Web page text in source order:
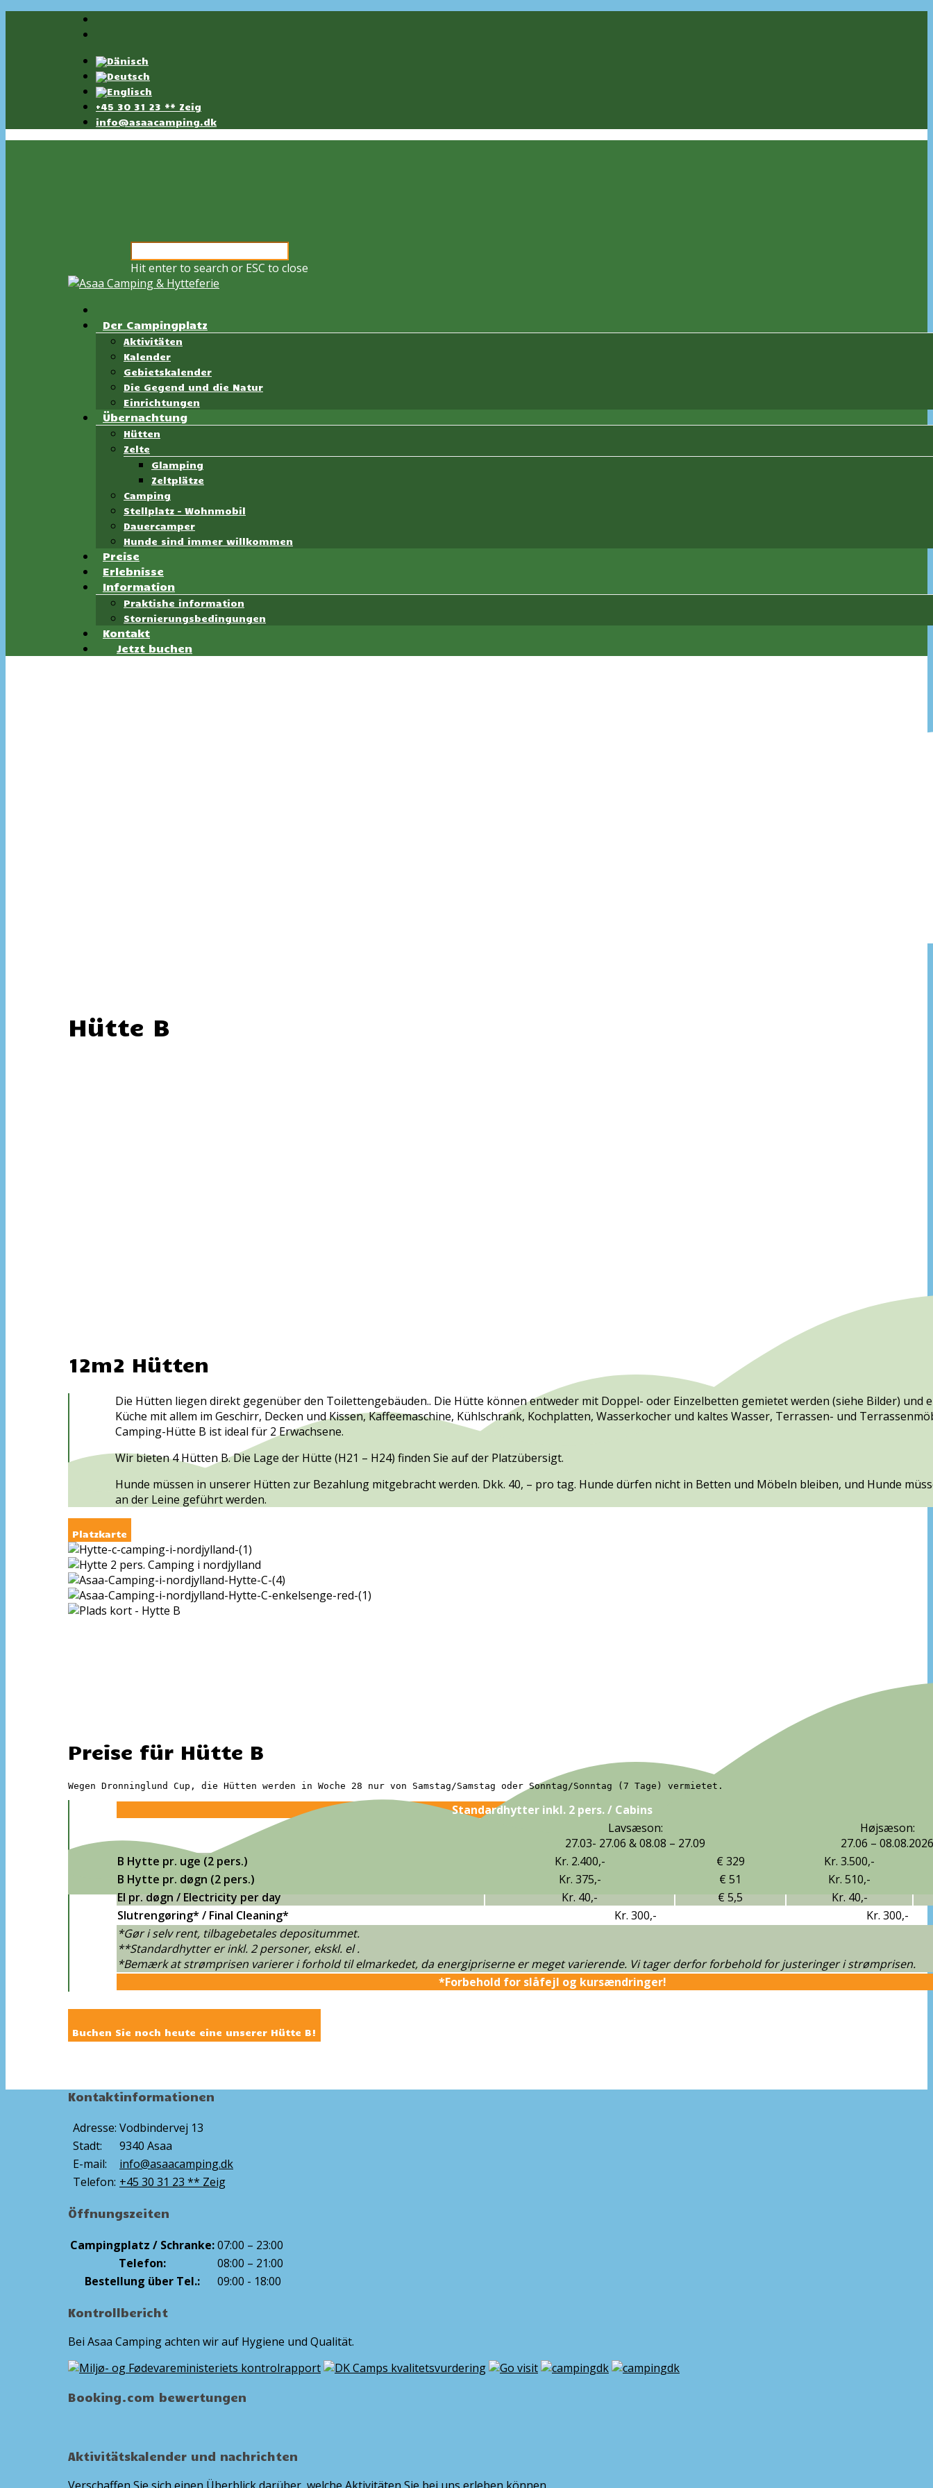
+45 30 31 23 ** Zeig
info@asaacamping.dk
Hit enter to search or ESC to close
Der Campingplatz
Aktivitäten
Kalender
Gebietskalender
Die Gegend und die Natur
Einrichtungen
Übernachtung
Hütten
Zelte
Glamping
Zeltplätze
Camping
Stellplatz – Wohnmobil
Dauercamper
Hunde sind immer willkommen
Preise
Erlebnisse
Information
Praktishe information
Stornierungsbedingungen
Kontakt
Jetzt buchen
Hütte B
12m2 Hütten
Die Hütten liegen direkt gegenüber den Toilettengebäuden.. Die Hütte können entweder mit Doppel- oder Einzelbetten gemietet werden (siehe Bilder) und
Küche mit allem im Geschirr, Decken und Kissen, Kaffeemaschine, Kühlschrank, Kochplatten, Wasserkocher und kaltes Wasser, Terrassen- und
Camping-Hütte B ist ideal für 2 Erwachsene.
Wir bieten 4 Hütten B. Die Lage der Hütte (H21 – H24) finden Sie auf der Platzübersigt.
Hunde müssen in unserer Hütten zur Bezahlung mitgebracht werden. Dkk. 40, – pro tag. Hunde dürfen nicht in Betten und Möbeln bleiben, und Hunde
an der Leine geführt werden.
Platzkarte
Preise für Hütte B
Wegen Dronninglund Cup, die Hütten werden in Woche 28 nur von Samstag/Samstag oder Sonntag/Sonntag (7 Tage) vermietet.
Standardhytter inkl. 2 pers. / Cabins
Lavsæson:
27.03- 27.06 & 08.08 – 27.09
Højsæson:
27.06 –
B Hytte pr. uge (2 pers.)
Kr. 2.400,- € 329
Kr. 3.500,-
B Hytte pr. døgn (2 pers.)
Kr. 375,- € 51
Kr. 510,-
El pr. døgn / Electricity per day
Kr. 40,- € 5,5
Kr. 40,-
Slutrengøring* / Final Cleaning*
Kr. 300,-
Kr. 300,-
*Gør i selv rent, tilbagebetales depositummet.
**Standardhytter er inkl. 2 personer, ekskl. el .
*Bemærk at strømprisen varierer i forhold til elmarkedet, da energipriserne er meget varierende. Vi tager derfor forbehold for justeringer i strømprisen.
*Forbehold for slåfejl og kursændringer!
Buchen Sie noch heute eine unserer Hütte B!
Kontaktinformationen
Adresse: Vodbindervej 13
Stadt:
9340 Asaa
E-mail:
info@asaacamping.dk
Telefon: +45 30 31 23 ** Zeig
Öffnungszeiten
Campingplatz / Schranke:07:00 – 23:00
Telefon:
08:00 – 21:00
Bestellung über Tel.:
09:00 - 18:00
Kontrollbericht
Bei Asaa Camping achten wir auf Hygiene und Qualität.
Booking.com bewertungen
Aktivitätskalender und nachrichten